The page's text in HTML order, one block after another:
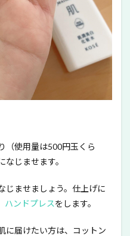
（使用量は500円玉くら
じませます。
じませましょう。仕上げに
ハンドプレスをします。
に届けたい方は、コットン